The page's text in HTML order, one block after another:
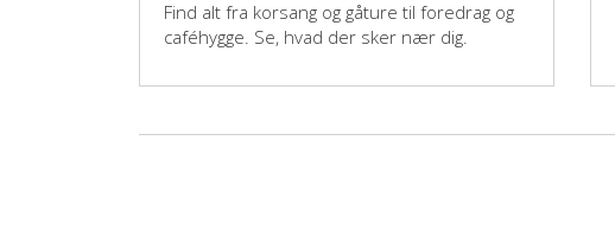
Find alt fra korsang og gåture til foredrag og
caféhygge. Se, hvad der sker nær dig.